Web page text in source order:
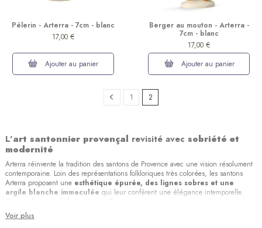
Pélerin - Arterra - 7cm - blanc
17,00 €
Ajouter au panier
Berger au mouton - Arterra -
7cm - blanc
17,00 €
Ajouter au panier
1 2
L'art santonnier provençal revisité avec sobriété et
modernité
Arterra réinvente la tradition des santons de Provence avec une vision résolument
contemporaine. Loin des représentations folkloriques très colorées, les santons
Arterra proposent une esthétique épurée, des lignes sobres et une
argile blanche immaculée qui leur confèrent une élégance intemporelle.
contemplation et à la prière, dans un langage visuel accessible et profondément
symbolique.
Voir plus